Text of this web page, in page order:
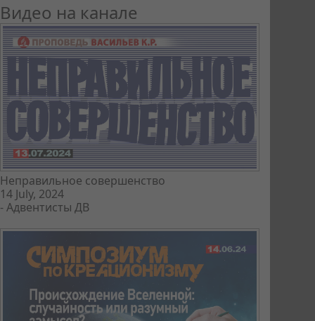
Видео на канале
Неправильное совершенство
14 July, 2024
-Адвентисты ДВ